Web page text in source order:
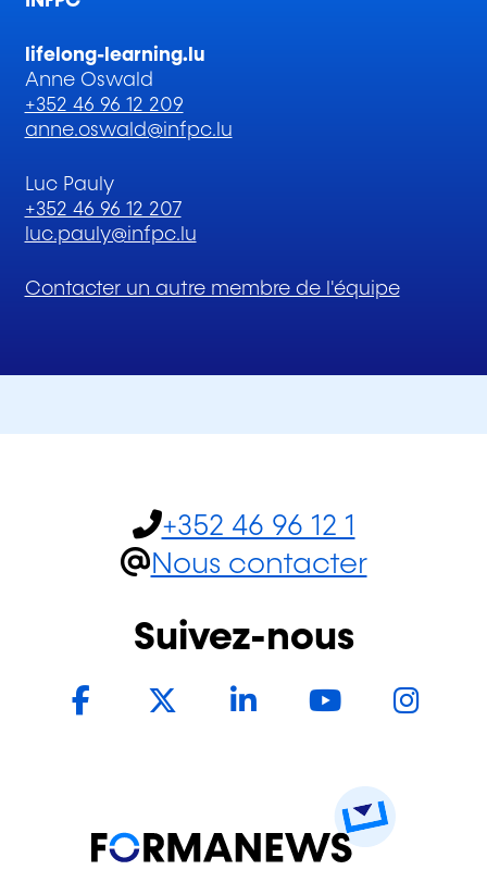
lifelong-learning.lu
Anne Oswald
+352 46 96 12 209
anne.oswald@infpc.lu
Luc Pauly
+352 46 96 12 207
luc.pauly@infpc.lu
Contacter un autre membre de l'équipe
+352 46 96 12 1
Nous contacter
Suivez-nous
FacebookTwitter LinkedInYouTube